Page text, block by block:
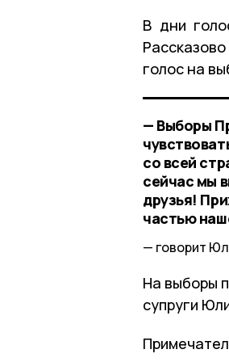
В дни
голос на
— Выборы
со всей
сейчас мы
друзья!
частью
говорит
На выборы
супруги